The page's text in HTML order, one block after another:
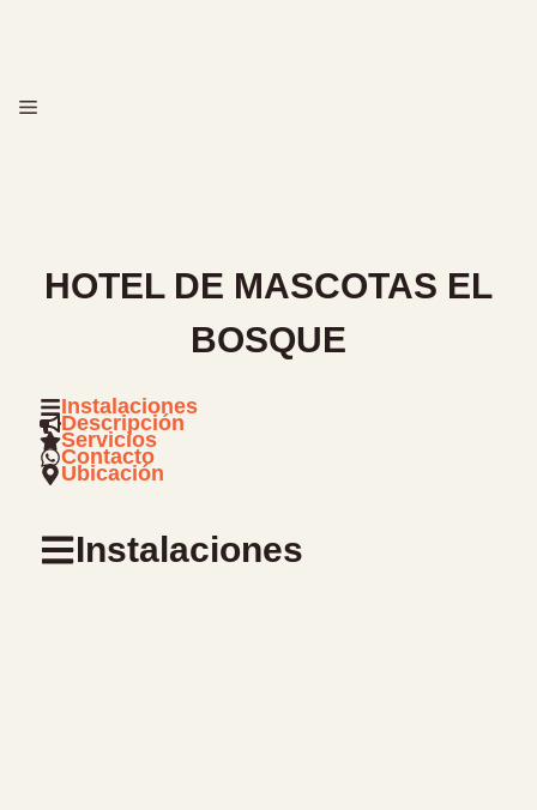
MENÚ
HOTEL DE MASCOTAS EL
BOSQUE
Instalaciones
Descripción
Servicios
Contacto
Ubicación
Instalaciones